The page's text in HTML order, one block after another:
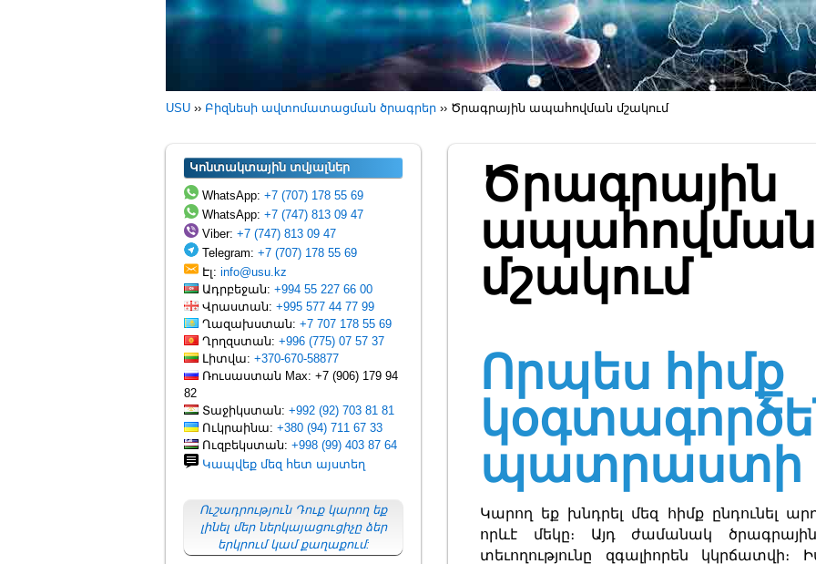
USU ›› Բիզնեսի ավտոմատացման ծրագրեր ›› Ծրագրային ապահովման մշակում
Ծրագրային
ապահովման
մշակում
Որպես հիմք
պատրաստի
Կարող եք խնդրել մեզ հիմք ընդունել
որևէ մեկը։ Այդ ժամանակ
տեւողությունը զգալիորեն
Կոնտակտային տվյալներ
WhatsApp: +7 (707) 178 55 69
WhatsApp: +7 (747) 813 09 47
Viber: +7 (747) 813 09 47
Telegram: +7 (707) 178 55 69
Էլ: info@usu.kz
Ադրբեջան: +994 55 227 66 00
Վրաստան: +995 577 44 77 99
Ղազախստան: +7 707 178 55 69
Ղրղզստան: +996 (775) 07 57 37
Լիտվա: +370-670-58877
Ռուսաստան Max: +7 (906) 179 94
82
Տաջիկստան: +992 (92) 703 81 81
Ուկրաինա: +380 (94) 711 67 33
Ուզբեկստան: +998 (99) 403 87 64
Կապվեք մեզ հետ այստեղ
Ուշադրություն Դուք կարող եք
լինել մեր ներկայացուցիչը ձեր
երկրում կամ քաղաքում: